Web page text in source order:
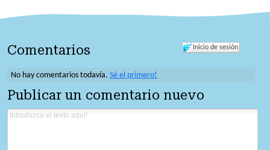
Inicio de sesión
Comentarios
No hay comentarios todavía.Sé el primero!
Publicar un comentario nuevo